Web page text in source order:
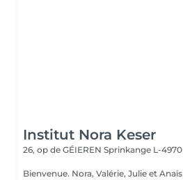
Institut Nora Keser
26, op de GÉIEREN Sprinkange L-4970
Bienvenue. Nora, Valérie, Julie et Anaïs vous accueillent dans un